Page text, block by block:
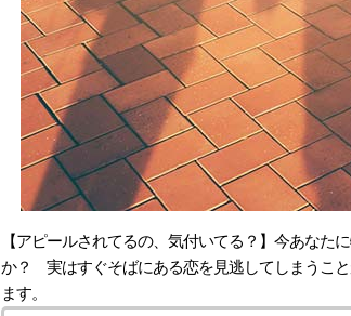
【アピールされてるの、気付いてる？】今あな
か？ 実はすぐそばにある恋を見逃してしまうこ
ます。